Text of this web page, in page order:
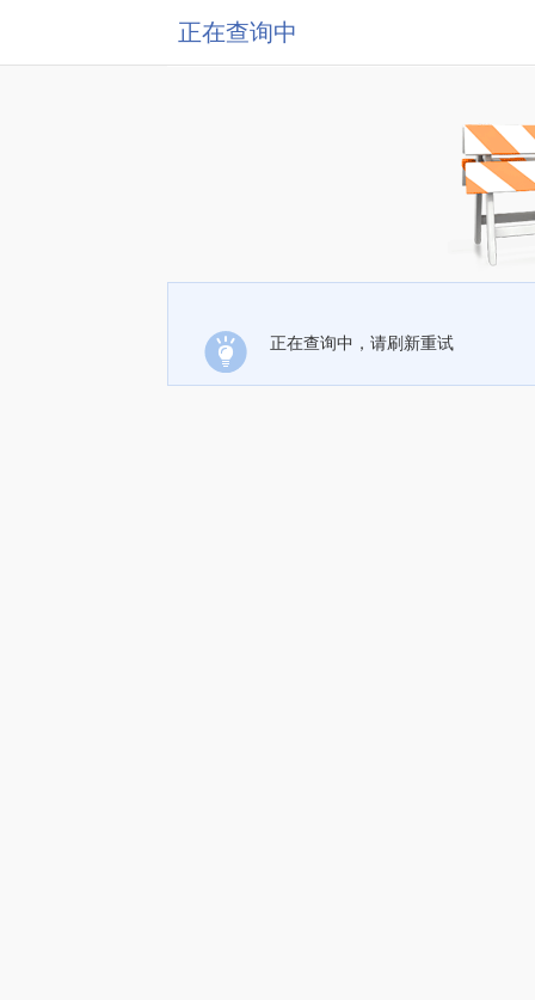
正在查询中
正在查询中，请刷新重试